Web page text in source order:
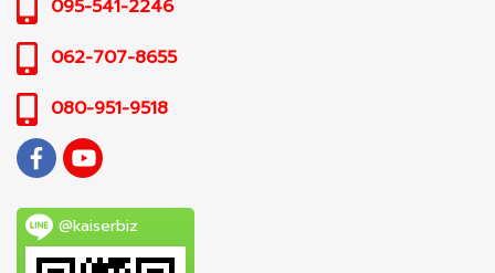
095-541-2246
062-707-8655
080-951-9518
@kaiserbiz